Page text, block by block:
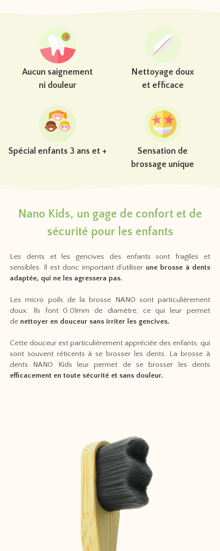
Aucun saignement
ni douleur
Nettoyage doux
et efficace
Spécial enfants 3 ans et +
Sensation de
brossage unique
Nano Kids, un gage de confort et de
sécurité pour les enfants
Les dents et les gencives des enfants sont fragiles et
sensibles. Il est donc important d'utiliser une brosse à dents
adaptée, qui ne les agressera pas.
Les micro poils de la brosse NANO sont particulièrement
doux. Ils font 0.01mm de diamètre, ce qui leur permet
de nettoyer en douceur sans irriter les gencives.
Cette douceur est particulièrement appréciée des enfants, qui
sont souvent réticents à se brosser les dents. La brosse à
dents NANO Kids leur permet de se brosser les dents
efficacement en toute sécurité et sans douleur.